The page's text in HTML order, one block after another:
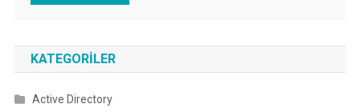
KATEGORILER
Active Directory